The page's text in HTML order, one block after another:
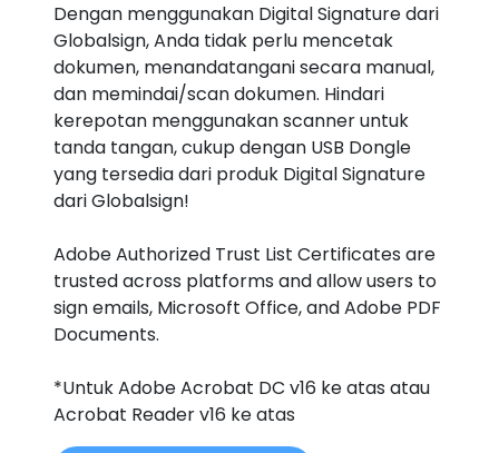
Dengan menggunakan Digital Signature dari
Globalsign, Anda tidak perlu mencetak
dokumen, menandatangani secara manual,
dan memindai/scan dokumen. Hindari
kerepotan menggunakan scanner untuk
tanda tangan, cukup dengan USB Dongle
yang tersedia dari produk Digital Signature
dari Globalsign!
Adobe Authorized Trust List Certificates are
trusted across platforms and allow users to
sign emails, Microsoft Office, and Adobe PDF
Documents.
*Untuk Adobe Acrobat DC v16 ke atas atau
Acrobat Reader v16 ke atas